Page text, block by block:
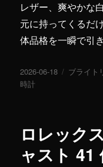
レザー、爽やかな
元に持ってくるだ
体品格を一瞬で引
投
稿
2026-06-18
カ
ブライト
時計
ロレック
ャスト 41